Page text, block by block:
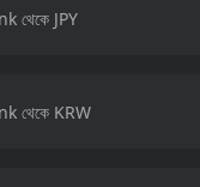
থেকে JPY
থেকে KRW